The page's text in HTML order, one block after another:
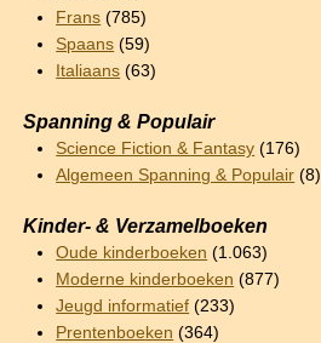
Frans (785)
Spaans (59)
Italiaans (63)
Spanning & Populair
Science Fiction & Fantasy (176)
Algemeen Spanning & Populair (8)
Kinder- & Verzamelboeken
Oude kinderboeken (1.063)
Moderne kinderboeken (877)
Jeugd informatief (233)
Prentenboeken (364)